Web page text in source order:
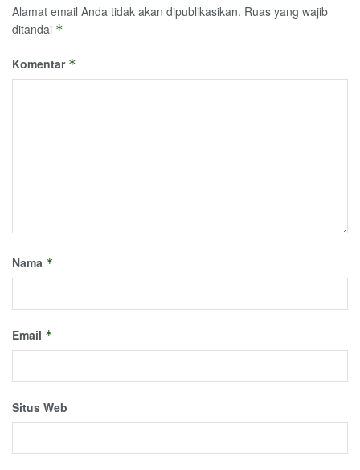
Alamat email Anda tidak akan dipublikasikan. Ruas yang wajib
ditandai *
Komentar *
Nama *
Email *
Situs Web